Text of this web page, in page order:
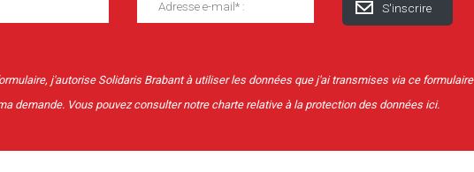
j'autorise Solidaris Brabant à utiliser les données que j'ai transmises via ce formulaire
demande. Vous pouvez consulter notre charte relative à la protection des données ici.